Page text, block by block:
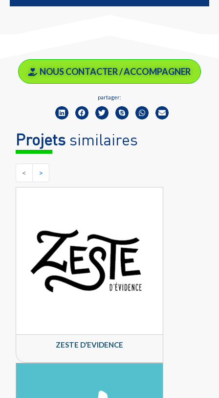
NOUS CONTACTER / ACCOMPAGNER
partager:
Projets similaires
< >
ZESTE D’EVIDENCE